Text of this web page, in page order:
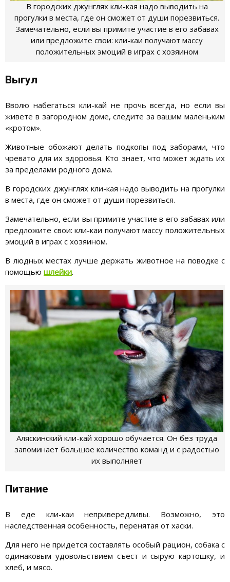
В городских джунглях кли-кая надо выводить на
прогулки в места, где он сможет от души порезвиться.
Замечательно, если вы примите участие в его забавах
или предложите свои: кли-каи получают массу
положительных эмоций в играх с хозяином
Выгул
Вволю набегаться кли-кай не прочь всегда, но если вы
живете в загородном доме, следите за вашим маленьким
«кротом».
Животные обожают делать подкопы под заборами, что
чревато для их здоровья. Кто знает, что может ждать их
за пределами родного дома.
В городских джунглях кли-кая надо выводить на прогулки
в места, где он сможет от души порезвиться.
Замечательно, если вы примите участие в его забавах или
предложите свои: кли-каи получают массу положительных
эмоций в играх с хозяином.
В людных местах лучше держать животное на поводке с
помощью шлейки.
Аляскинский кли-кай хорошо обучается. Он без труда
запоминает большое количество команд и с радостью
их выполняет
Питание
В еде кли-каи непривередливы. Возможно, это
наследственная особенность, перенятая от хаски.
Для него не придется составлять особый рацион, собака с
одинаковым удовольствием съест и сырую картошку, и
хлеб, и мясо.